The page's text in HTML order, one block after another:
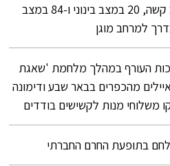
בדימונה וערד, מהם 11 במצב קשה, 20 במצב בינוני ו-84 במצב
למרחב מוגן
העורף במהלך מלחמת 'שאגת
מהכפרים בבאר שבע ודימונה
משלוחי מנות לקשישים בודדים
בתופעת החרם החברתי